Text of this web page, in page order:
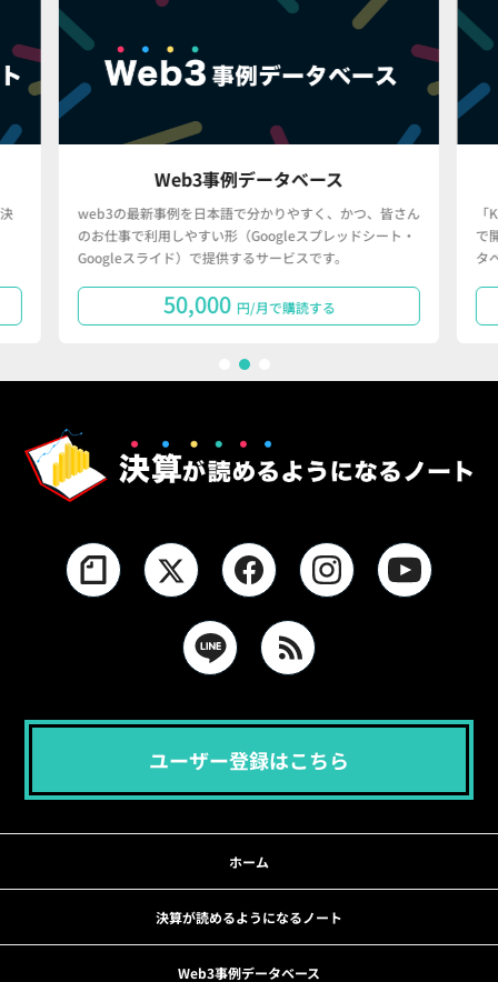
Web3事例データベース
web3の最新事例を日本語で分かりやすく、かつ、皆さん
のお仕事で利用しやすい形（Googleスプレッドシート・
Googleスライド）で提供するサービスです。
50,000 円/月で購読する
で
タ
ユーザー登録はこちら
ホーム
決算が読めるようになるノート
Web3事例データベース